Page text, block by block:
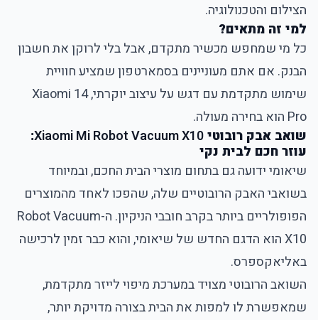
הצילום והטכנולוגיה.
למי זה מתאים?
כל מי שמחפש מכשיר מתקדם, אבל בלי לרוקן את חשבון
הבנק. אם אתם מעוניינים בסמארטפון שמציע חוויית
שימוש מתקדמת עם דגש על עיצוב יוקרתי, Xiaomi 14
Pro הוא בחירה מעולה.
שואב אבק רובוטיXiaomi Mi Robot Vacuum X10
:
עוזר חכם לבית נקי
שיאומי ידועה גם בתחום מוצרי הבית החכם, ובמיוחד
בשואבי האבק הרובוטיים שלה, שהפכו לאחד מהמוצרים
הפופולריים ביותר בקרב חובבי הניקיון. ה-Robot Vacuum
X10 הוא הדגם החדש של שיאומי, והוא כבר זמין לרכישה
באליאקספרס.
השואב הרובוטי מצויד במערכת מיפוי לייזר מתקדמת,
שמאפשרת לו למפות את הבית בצורה מדויקת יותר,